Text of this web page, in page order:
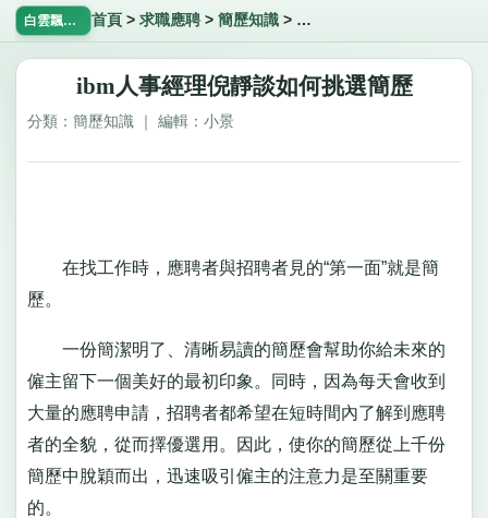
白雲飄飄網 首頁 > 求職應聘> 簡歷知識> ibm人事經理倪靜談如何挑
ibm人事經理倪靜談如何挑選簡歷
分類：簡歷知識 ｜ 編輯：小景
在找工作時，應聘者與招聘者見的“第一面”就是簡
歷。
一份簡潔明了、清晰易讀的簡歷會幫助你給未來的
僱主留下一個美好的最初印象。同時，因為每天會收到
大量的應聘申請，招聘者都希望在短時間內了解到應聘
者的全貌，從而擇優選用。因此，使你的簡歷從上千份
簡歷中脫穎而出，迅速吸引僱主的注意力是至關重要
的。